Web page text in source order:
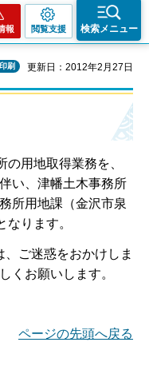
報 閲覧支援 検索メニュー
印刷 更新日：2012年2月27日
用地取得業務を、
い、津幡土木事務所
所用地課（金沢市泉
ります。
ご迷惑をおかけしま
くお願いします。
ページの先頭へ戻る